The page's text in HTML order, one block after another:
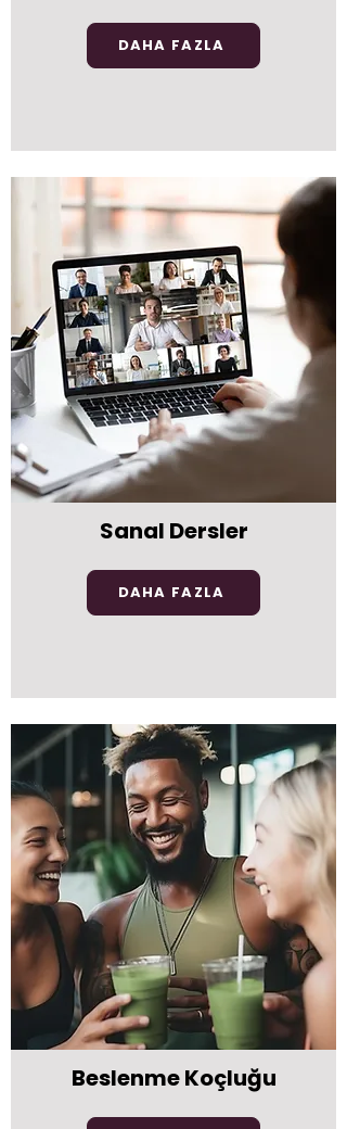
DAHA FAZLA
Sanal Dersler
DAHA FAZLA
Beslenme Koçluğu